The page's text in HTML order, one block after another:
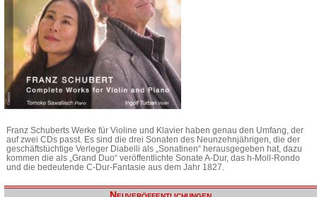
Franz Schuberts Werke für Violine und Klavier haben genau den Umfang, der
auf zwei CDs passt. Es sind die drei Sonaten des Neunzehnjährigen, die der
geschäftstüchtige Verleger Diabelli als „Sonatinen“ herausgegeben hat, dazu
kommen die als „Grand Duo“ veröffentlichte Sonate A-Dur, das h-Moll-Rondo
und die bedeutende C-Dur-Fantasie aus dem Jahr 1827.